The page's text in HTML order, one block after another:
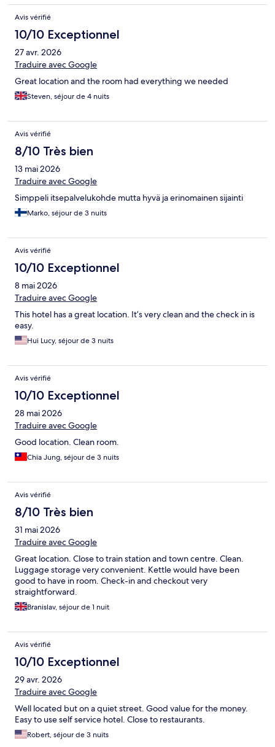
Avis vérifié
10/10 Exceptionnel
27 avr. 2026
Traduire avec Google
Great location and the room had everything we needed
Steven, séjour de 4 nuits
Avis vérifié
8/10 Très bien
13 mai 2026
Traduire avec Google
Simppeli itsepalvelukohde mutta hyvä ja erinomainen sijainti
Marko, séjour de 3 nuits
Avis vérifié
10/10 Exceptionnel
8 mai 2026
Traduire avec Google
This hotel has a great location. It’s very clean and the check in is
easy.
Hui Lucy, séjour de 3 nuits
Avis vérifié
10/10 Exceptionnel
28 mai 2026
Traduire avec Google
Good location. Clean room.
Chia Jung, séjour de 3 nuits
Avis vérifié
8/10 Très bien
31 mai 2026
Traduire avec Google
Great location. Close to train station and town centre. Clean.
Luggage storage very convenient. Kettle would have been
good to have in room. Check-in and checkout very
straightforward.
Branislav, séjour de 1 nuit
Avis vérifié
10/10 Exceptionnel
29 avr. 2026
Traduire avec Google
Well located but on a quiet street. Good value for the money.
Easy to use self service hotel. Close to restaurants.
Robert, séjour de 3 nuits